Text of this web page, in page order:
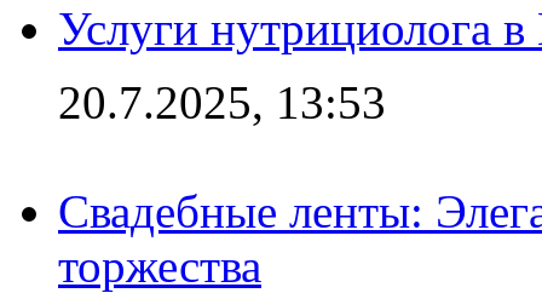
Услуги нутрициолога
20.7.2025, 13:53
Свадебные ленты:
торжества